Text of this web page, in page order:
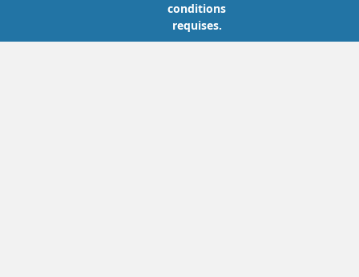
conditions
requises.